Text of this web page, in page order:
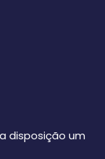
disposição um